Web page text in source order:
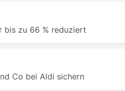
bis zu 66 % reduziert
Co bei Aldi sichern